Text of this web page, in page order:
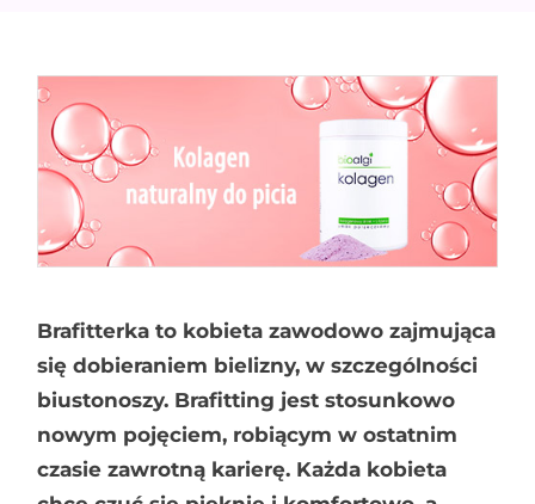
Brafitterka to kobieta zawodowo zajmująca
się dobieraniem bielizny, w szczególności
biustonoszy. Brafitting jest stosunkowo
nowym pojęciem, robiącym w ostatnim
czasie zawrotną karierę. Każda kobieta